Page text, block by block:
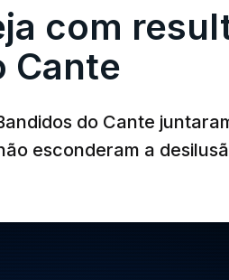
com
Cante
do Cante
esconderam a